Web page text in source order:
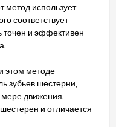
метод использует
соответствует
и эффективен
этом методе
зубьев шестерни,
движения.
и отличается